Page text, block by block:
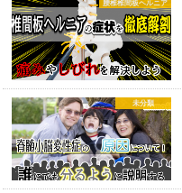
腰椎椎間板ヘルニア
未分類